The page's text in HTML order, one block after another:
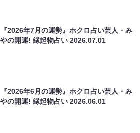
『2026年7月の運勢』ホクロ占い芸人・み
やの開運! 縁起物占い2026.07.01
『2026年6月の運勢』ホクロ占い芸人・み
やの開運! 縁起物占い2026.06.01